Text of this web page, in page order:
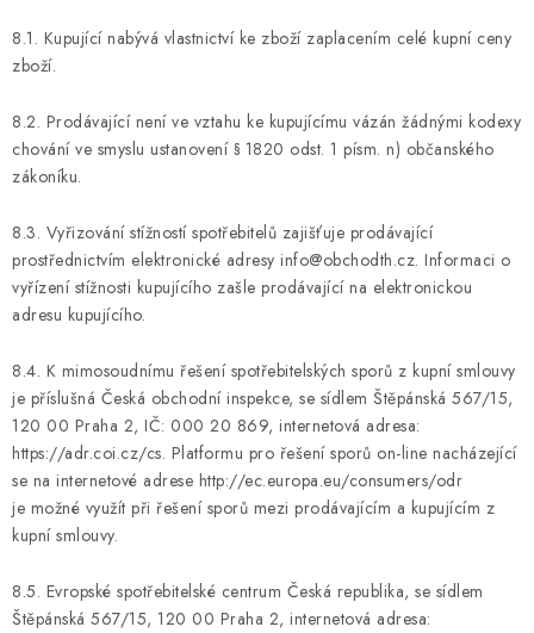
8.1. Kupující nabývá vlastnictví ke zboží zaplacením celé kupní ceny
zboží.
8.2. Prodávající není ve vztahu ke kupujícímu vázán žádnými kodexy
chování ve smyslu ustanovení § 1820 odst. 1 písm. n) občanského
zákoníku.
8.3. Vyřizování stížností spotřebitelů zajišťuje prodávající
prostřednictvím elektronické adresy info@obchodth.cz. Informaci o
vyřízení stížnosti kupujícího zašle prodávající na elektronickou
adresu kupujícího.
8.4. K mimosoudnímu řešení spotřebitelských sporů z kupní smlouvy
je příslušná Česká obchodní inspekce, se sídlem Štěpánská 567/15,
120 00 Praha 2, IČ: 000 20 869, internetová adresa:
https://adr.coi.cz/cs. Platformu pro řešení sporů on-line nacházející
se na internetové adrese http://ec.europa.eu/consumers/odr
je možné využít při řešení sporů mezi prodávajícím a kupujícím z
kupní smlouvy.
8.5. Evropské spotřebitelské centrum Česká republika, se sídlem
Štěpánská 567/15, 120 00 Praha 2, internetová adresa: